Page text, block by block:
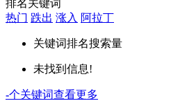
排名关键词
热门 跌出 涨入 阿拉丁
关键词排名搜索量
未找到信息!
-个关键词查看更多